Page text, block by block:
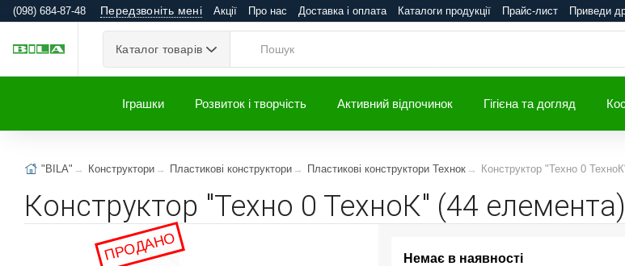
(098) 684-87-48 Передзвоніть мені Акції Про нас Доставка і оплата Каталоги продукції Прайс-лист Приведи
Каталог товарів
Іграшки Розвиток і творчість Активний відпочинок Гігієна та догляд
"BILA" Конструктори Пластикові конструктори Пластикові конструктори Технок Конструктор "Техно 0
Конструктор "Техно 0 ТехноК" (44 елемента)
ПРОДАНО Немає в наявності